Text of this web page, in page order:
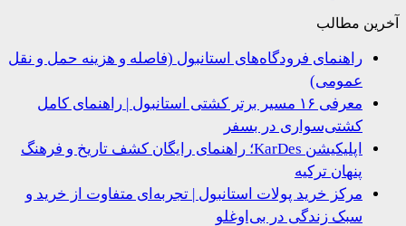
مطالب
راهنمای فرودگاه‌های استانبول (فاصله و هزینه حمل و نقل
عمومی)
معرفی ۱۶ مسیر برتر کشتی استانبول | راهنمای کامل
کشتی‌سواری در بسفر
اپلیکیشن KarDes؛ راهنمای رایگان کشف تاریخ و فرهنگ
پنهان ترکیه
مرکز خرید پولات استانبول | تجربه‌ای متفاوت از خرید و
سبک زندگی در بی‌اوغلو